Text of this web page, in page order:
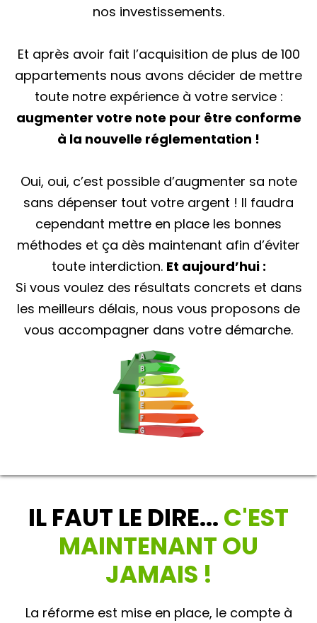
nos investissements.
Et après avoir fait l’acquisition de plus de 100
appartements nous avons décider de mettre
toute notre expérience à votre service :
augmenter votre note pour être conforme
à la nouvelle réglementation !
Oui, oui, c’est possible d’augmenter sa note
sans dépenser tout votre argent ! Il faudra
cependant mettre en place les bonnes
méthodes et ça dès maintenant afin d’éviter
toute interdiction. Et aujourd’hui :
Si vous voulez des résultats concrets et dans
les meilleurs délais, nous vous proposons de
vous accompagner dans votre démarche.
IL FAUT LE DIRE...C'EST
MAINTENANT OU
JAMAIS !
La réforme est mise en place, le compte à